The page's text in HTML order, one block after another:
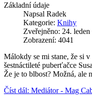
Základní údaje
Napsal Radek
Kategorie: Knihy
Zveřejněno: 24. leden
Zobrazení: 4041
Málokdy se mi stane, že si
šestnáctileté puberťačce
Že je to blbost? Možná, ale
Číst dál: Mediátor - Mag